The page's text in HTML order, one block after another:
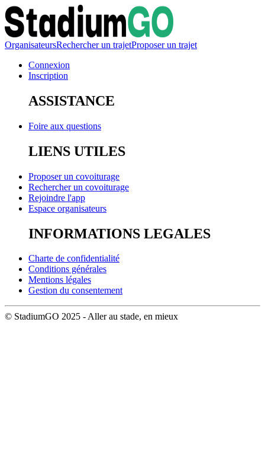
OrganisateursRechercher un trajetProposer un trajet
Connexion
Inscription
ASSISTANCE
Foire aux questions
LIENS UTILES
Proposer un covoiturage
Rechercher un covoiturage
Rejoindre l'app
Espace organisateurs
INFORMATIONS LEGALES
Charte de confidentialité
Conditions générales
Mentions légales
Gestion du consentement
© StadiumGO 2025 - Aller au stade, en mieux